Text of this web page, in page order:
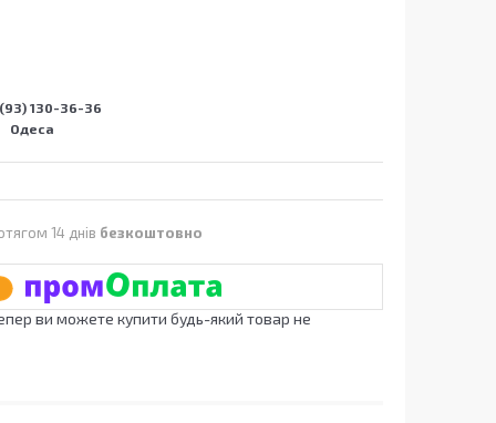
130-36-36
Одеса
14 днів безкоштовно
ви можете купити будь-який товар не